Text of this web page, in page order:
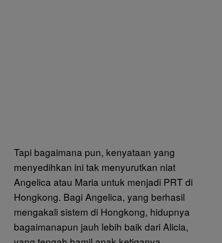
Tapi bagaimana pun, kenyataan yang
menyedihkan ini tak menyurutkan niat
Angelica atau Maria untuk menjadi PRT di
Hongkong. Bagi Angelica, yang berhasil
mengakali sistem di Hongkong, hidupnya
bagaimanapun jauh lebih baik dari Alicia,